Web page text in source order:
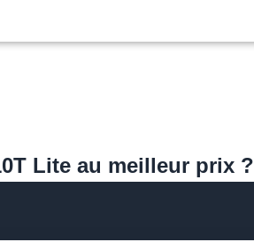
Lite au meilleur prix ?